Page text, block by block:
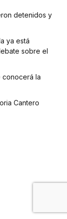
detenidos y
ya está
sobre el
conocerá la
Cantero